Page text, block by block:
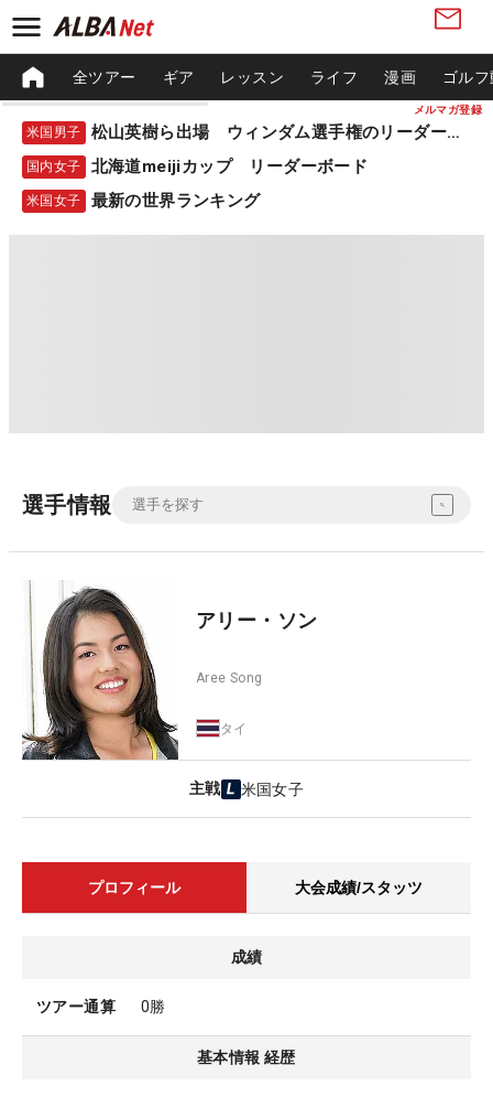
メルマガ登録
全ツアー ギア レッスン ライフ 漫画 ゴル
米国男子 松山英樹ら出場 ウィンダム選手権のリーダーボード
国内女子 北海道meijiカップ リーダーボード
米国女子 最新の世界ランキング
選手情報
アリー・ソン
Aree Song
タイ
主戦 米国女子
プロフィール 大会成績/スタッツ
成績
ツアー通算 0勝
基本情報 経歴